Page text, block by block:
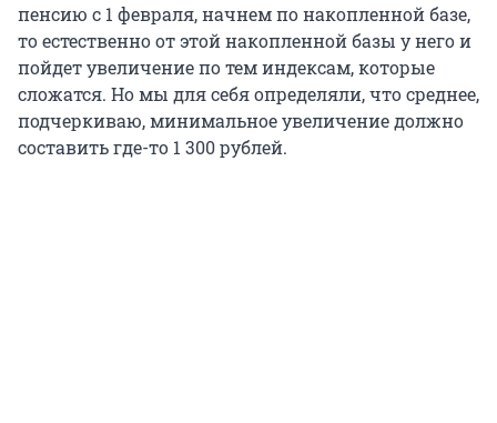
пенсию с 1 февраля, начнем по накопленной базе,
то естественно от этой накопленной базы у него и
пойдет увеличение по тем индексам, которые
сложатся. Но мы для себя определяли, что среднее,
подчеркиваю, минимальное увеличение должно
составить где-то 1 300 рублей.